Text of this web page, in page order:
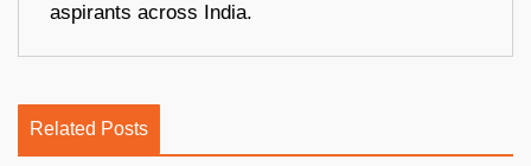
aspirants across India.
Related Posts